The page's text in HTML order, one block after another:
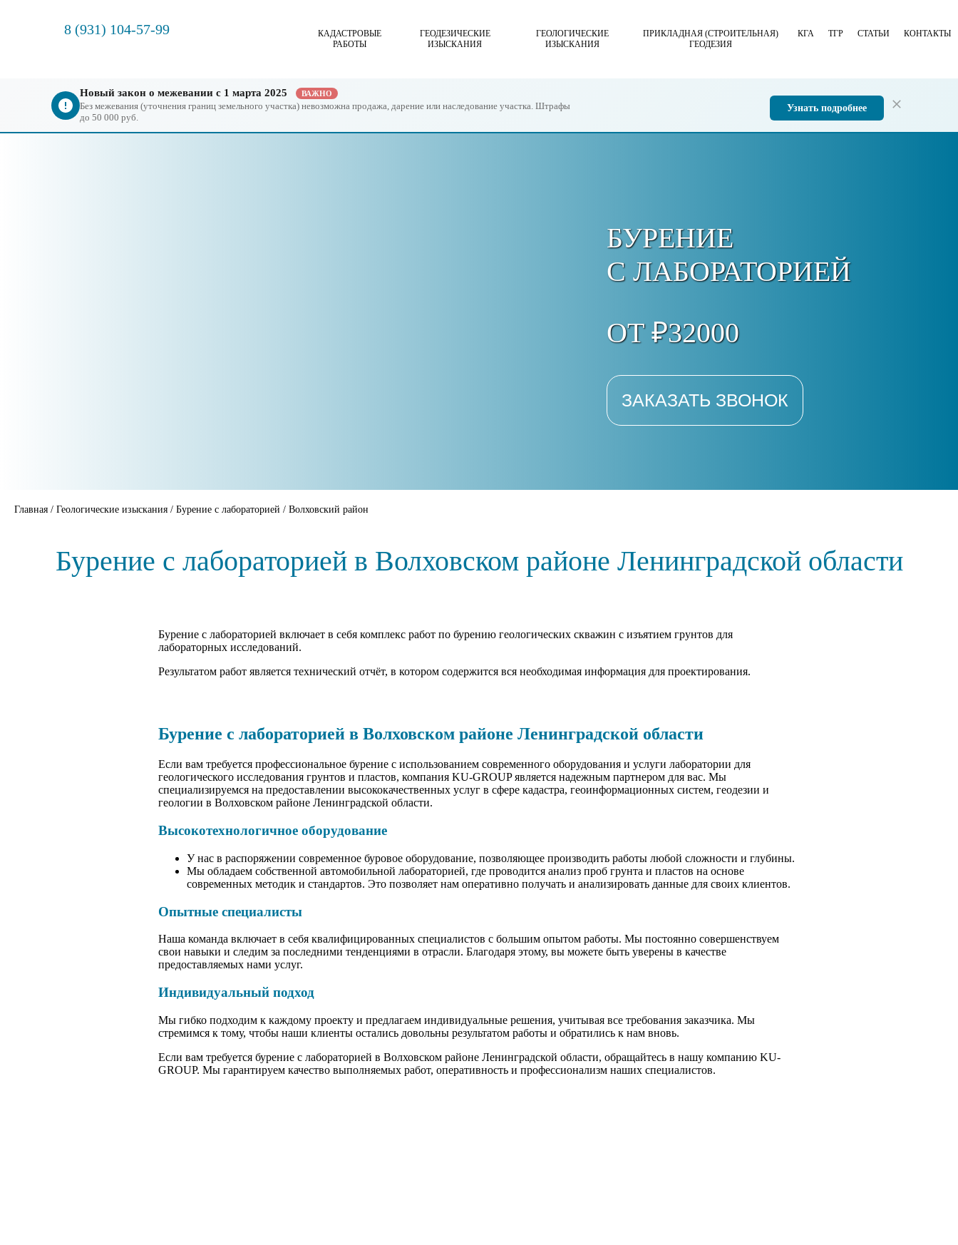
8 (931) 104-57-99
КАДАСТРОВЫЕ
РАБОТЫ
ГЕОДЕЗИЧЕСКИЕ
ИЗЫСКАНИЯ
ГЕОЛОГИЧЕСКИЕ
ИЗЫСКАНИЯ
ПРИКЛАДНАЯ (СТРОИТЕЛЬНАЯ)
ГЕОДЕЗИЯ
КГА ТГР СТАТЬИ КОНТАКТЫ
Новый закон о межевании с 1 марта 2025 ВАЖНО
Без межевания (уточнения границ земельного участка) невозможна продажа, дарение или наследование участка. Штрафы
до 50 000 руб.
Узнать подробнее
БУРЕНИЕ
С ЛАБОРАТОРИЕЙ
ОТ ₽32000
ЗАКАЗАТЬ ЗВОНОК
Главная / Геологические изыскания / Бурение с лабораторией / Волховский район
Бурение с лабораторией в Волховском районе Ленинградской области
Бурение с лабораторией включает в себя комплекс работ по бурению геологических скважин с изъятием грунтов для
лабораторных исследований.
Результатом работ является технический отчёт, в котором содержится вся необходимая информация для проектирования.
Бурение с лабораторией в Волховском районе Ленинградской области
Если вам требуется профессиональное бурение с использованием современного оборудования и услуги лаборатории для
геологического исследования грунтов и пластов, компания KU-GROUP является надежным партнером для вас. Мы
специализируемся на предоставлении высококачественных услуг в сфере кадастра, геоинформационных систем, геодезии и
геологии в Волховском районе Ленинградской области.
Высокотехнологичное оборудование
У нас в распоряжении современное буровое оборудование, позволяющее производить работы любой сложности и глубины.
Мы обладаем собственной автомобильной лабораторией, где проводится анализ проб грунта и пластов на основе
современных методик и стандартов. Это позволяет нам оперативно получать и анализировать данные для своих клиентов.
Опытные специалисты
Наша команда включает в себя квалифицированных специалистов с большим опытом работы. Мы постоянно совершенствуем
свои навыки и следим за последними тенденциями в отрасли. Благодаря этому, вы можете быть уверены в качестве
предоставляемых нами услуг.
Индивидуальный подход
Мы гибко подходим к каждому проекту и предлагаем индивидуальные решения, учитывая все требования заказчика. Мы
стремимся к тому, чтобы наши клиенты остались довольны результатом работы и обратились к нам вновь.
Если вам требуется бурение с лабораторией в Волховском районе Ленинградской области, обращайтесь в нашу компанию KU-
GROUP. Мы гарантируем качество выполняемых работ, оперативность и профессионализм наших специалистов.